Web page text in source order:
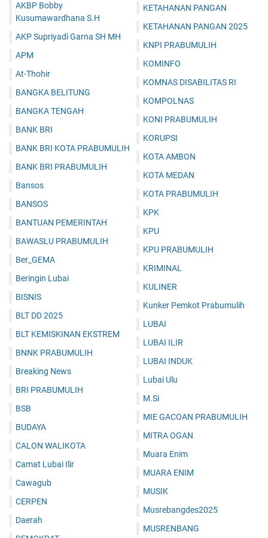
AKBP Bobby
Kusumawardhana S.H
AKP Supriyadi Garna SH MH
APM
At-Thohir
BANGKA BELITUNG
BANGKA TENGAH
BANK BRI
BANK BRI KOTA PRABUMULIH
BANK BRI PRABUMULIH
Bansos
BANSOS
BANTUAN PEMERINTAH
BAWASLU PRABUMULIH
Ber_GEMA
Beringin Lubai
BISNIS
BLT DD 2025
BLT KEMISKINAN EKSTREM
BNNK PRABUMULIH
Breaking News
BRI PRABUMULIH
BSB
BUDAYA
CALON WALIKOTA
Camat Lubai Ilir
Cawagub
CERPEN
Daerah
KETAHANAN PANGAN
KETAHANAN PANGAN 2025
KNPI PRABUMULIH
KOMINFO
KOMNAS DISABILITAS RI
KOMPOLNAS
KONI PRABUMULIH
KORUPSI
KOTA AMBON
KOTA MEDAN
KOTA PRABUMULIH
KPK
KPU
KPU PRABUMULIH
KRIMINAL
KULINER
Kunker Pemkot Prabumulih
LUBAI
LUBAI ILIR
LUBAI INDUK
Lubai Ulu
M.Si
MIE GACOAN PRABUMULIH
MITRA OGAN
Muara Enim
MUARA ENIM
MUSIK
Musrebangdes2025
MUSRENBANG